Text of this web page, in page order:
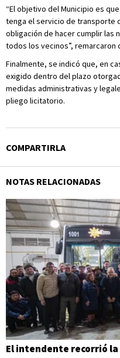
“El objetivo del Municipio es
tenga el servicio de transporte
obligación de hacer cumplir las
todos los vecinos”, remarcaron
Finalmente, se indicó que, en
exigido dentro del plazo
medidas administrativas y
pliego licitatorio.
COMPARTIRLA
NOTAS RELACIONADAS
El intendente recorrió la